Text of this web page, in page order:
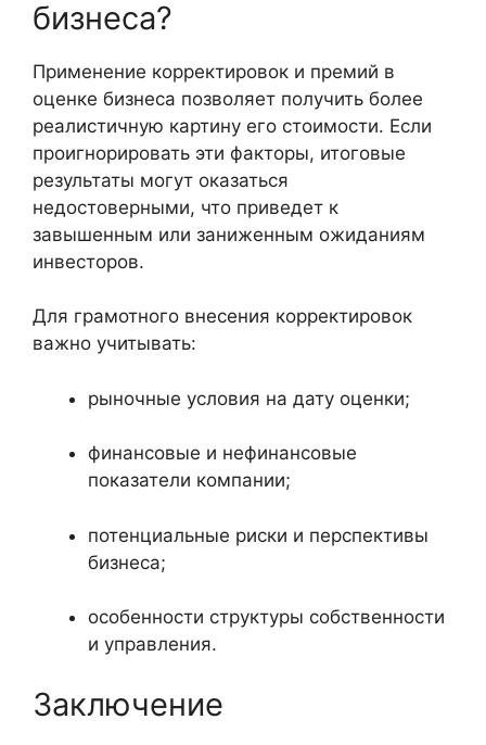
бизнеса?
Применение корректировок и премий в
оценке бизнеса позволяет получить более
реалистичную картину его стоимости. Если
проигнорировать эти факторы, итоговые
результаты могут оказаться
недостоверными, что приведет к
завышенным или заниженным ожиданиям
инвесторов.
Для грамотного внесения корректировок
важно учитывать:
рыночные условия на дату оценки;
финансовые и нефинансовые
показатели компании;
потенциальные риски и перспективы
бизнеса;
особенности структуры собственности
и управления.
Заключение